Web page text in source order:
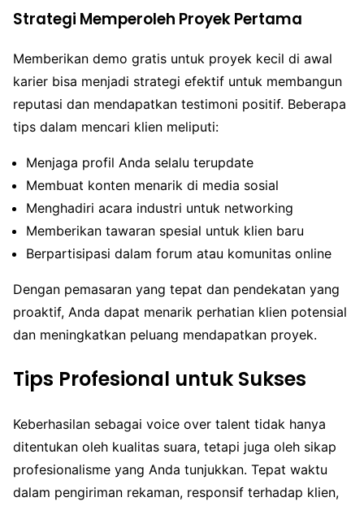
Strategi Memperoleh Proyek Pertama
Memberikan demo gratis untuk proyek kecil di awal
karier bisa menjadi strategi efektif untuk membangun
reputasi dan mendapatkan testimoni positif. Beberapa
tips dalam mencari klien meliputi:
Menjaga profil Anda selalu terupdate
Membuat konten menarik di media sosial
Menghadiri acara industri untuk networking
Memberikan tawaran spesial untuk klien baru
Berpartisipasi dalam forum atau komunitas online
Dengan pemasaran yang tepat dan pendekatan yang
proaktif, Anda dapat menarik perhatian klien potensial
dan meningkatkan peluang mendapatkan proyek.
Tips Profesional untuk Sukses
Keberhasilan sebagai voice over talent tidak hanya
ditentukan oleh kualitas suara, tetapi juga oleh sikap
profesionalisme yang Anda tunjukkan. Tepat waktu
dalam pengiriman rekaman, responsif terhadap klien,